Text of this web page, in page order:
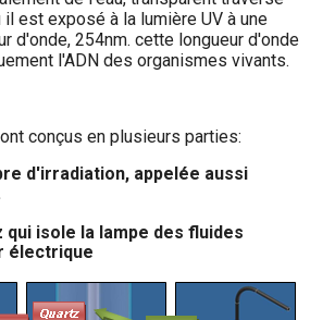
il est exposé à la lumière UV à une
d'onde, 254nm. cette longueur d'onde
l'ADN des organismes vivants.
conçus en plusieurs parties:
d'irradiation, appelée aussi
qui isole la lampe des fluides
électrique